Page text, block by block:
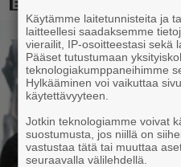
Käytämme laitetunnisteita ja
laitteellesi saadaksemme
vierailit, IP-osoitteestasi sekä
Pääset tutustumaan
teknologiakumppaneihimme
Hylkääminen voi vaikuttaa
käytettävyyteen.
Jotkin teknologiamme voivat
suostumusta, jos niillä on
vastustaa tätä tai muuttaa
seuraavalla välilehdellä.